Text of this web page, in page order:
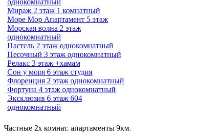
однокомнатный
Мираж 2 этаж 1 комнатный
Море Мор Апартамент 5 этаж
Морская волна 2 этаж
однокомнатный
Пастель 2 этаж однокомнатный
Песочный 3 этаж однокомнатный
Релакс 3 этаж +хамам
Сон у моря 6 этаж студия
Флоренция 2 этаж однокомнатный
Фортуна 4 этаж однокомнатный
Эксклюзив 6 этаж 604
однокомнатный
Частные 2х комнат. апартаменты 9км.